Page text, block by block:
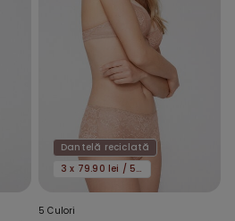
Dantelă reciclată
3 x 79.90 lei / 5 x 119.90 lei
5 Culori